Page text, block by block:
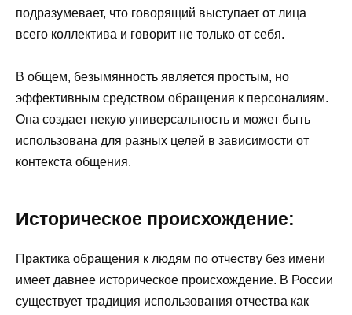
подразумевает, что говорящий выступает от лица
всего коллектива и говорит не только от себя.
В общем, безымянность является простым, но
эффективным средством обращения к персоналиям.
Она создает некую универсальность и может быть
использована для разных целей в зависимости от
контекста общения.
Историческое происхождение:
Практика обращения к людям по отчеству без имени
имеет давнее историческое происхождение. В России
существует традиция использования отчества как